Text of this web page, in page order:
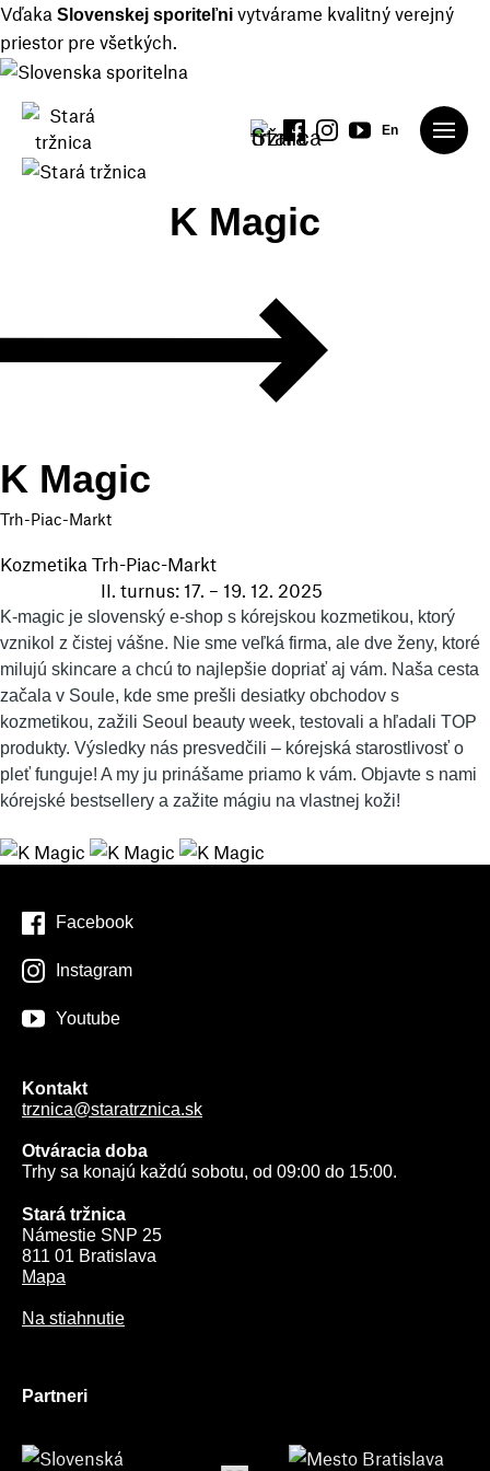
Vďaka Slovenskej sporiteľni vytvárame kvalitný verejný
priestor pre všetkých.
En
K Magic
K Magic
Trh-Piac-Markt
Kozmetika Trh-Piac-Markt
II. turnus: 17. – 19. 12. 2025
K-magic je slovenský e-shop s kórejskou kozmetikou, ktorý
vznikol z čistej vášne. Nie sme veľká firma, ale dve ženy, ktoré
milujú skincare a chcú to najlepšie dopriať aj vám. Naša cesta
začala v Soule, kde sme prešli desiatky obchodov s
kozmetikou, zažili Seoul beauty week, testovali a hľadali TOP
produkty. Výsledky nás presvedčili – kórejská starostlivosť o
pleť funguje! A my ju prinášame priamo k vám. Objavte s nami
kórejské bestsellery a zažite mágiu na vlastnej koži!
Facebook
Instagram
Youtube
Kontakt
trznica@staratrznica.sk
Otváracia doba
Trhy sa konajú každú sobotu, od 09:00 do 15:00.
Stará tržnica
Námestie SNP 25
811 01 Bratislava
Mapa
Na stiahnutie
Partneri